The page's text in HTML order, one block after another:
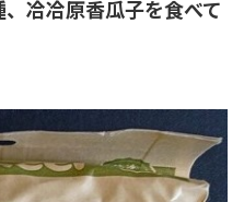
、冾冾原香瓜子を食べて